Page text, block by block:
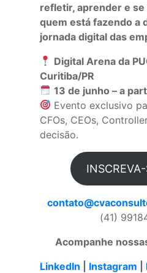
refletir, aprender e
quem está fazendo a
jornada digital das
Digital Arena da
Curitiba/PR
13 de junho – a
Evento exclusivo
CFOs, CEOs,
decisão.
(41)
Acompanhe
LinkedIn
Instagram